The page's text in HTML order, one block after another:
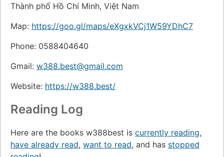
Thành phố Hồ Chí Minh, Việt Nam
Map: https://goo.gl/maps/eXgxkVCj1W59YDhC7
Phone: 0588404640
Gmail: w388.best@gmail.com
Website: https://w388.best/
Reading Log
Here are the books w388best is currently reading,
have already read, want to read, and has stopped